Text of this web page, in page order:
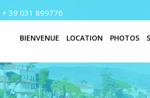
+ 39 031 899776
BIENVENUE LOCATION PHOTOS